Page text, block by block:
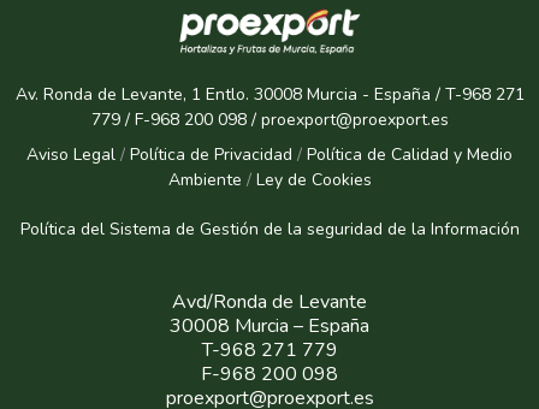
Av. Ronda de Levante, 1 Entlo. 30008 Murcia - España / T-968 271
779 / F-968 200 098 / proexport@proexport.es
Aviso Legal / Política de Privacidad / Política de Calidad y Medio
Ambiente / Ley de Cookies
Política del Sistema de Gestión de la seguridad de la Información
Avd/Ronda de Levante
30008 Murcia – España
T-968 271 779
F-968 200 098
proexport@proexport.es